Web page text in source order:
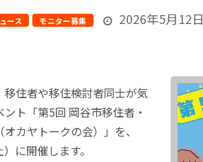
ース モニター募集 2026年5月12日
移住者や移住検討者同士が気
ト「第5回 岡谷市移住者・
カヤトークの会）」を、
に開催します。